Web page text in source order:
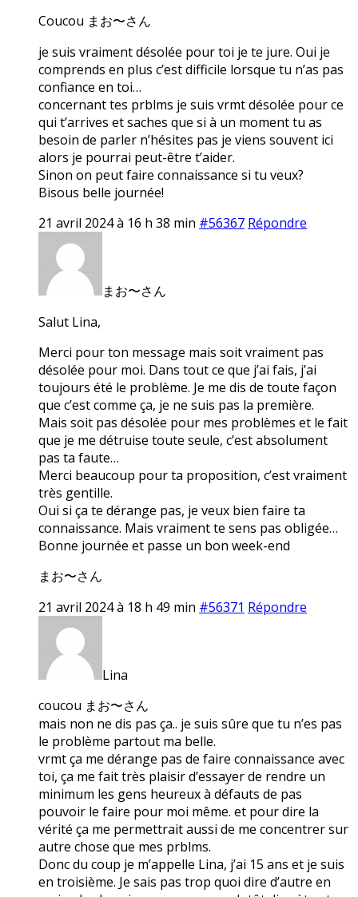
Coucou まお〜さん
je suis vraiment désolée pour toi je te jure. Oui je
comprends en plus c’est difficile lorsque tu n’as pas
confiance en toi…
concernant tes prblms je suis vrmt désolée pour ce
qui t’arrives et saches que si à un moment tu as
besoin de parler n’hésites pas je viens souvent ici
alors je pourrai peut-être t’aider.
Sinon on peut faire connaissance si tu veux?
Bisous belle journée!
21 avril 2024 à 16 h 38 min #56367 Répondre
まお〜さん
Salut Lina,
Merci pour ton message mais soit vraiment pas
désolée pour moi. Dans tout ce que j’ai fais, j’ai
toujours été le problème. Je me dis de toute façon
que c’est comme ça, je ne suis pas la première.
Mais soit pas désolée pour mes problèmes et le fait
que je me détruise toute seule, c’est absolument
pas ta faute…
Merci beaucoup pour ta proposition, c’est vraiment
très gentille.
Oui si ça te dérange pas, je veux bien faire ta
connaissance. Mais vraiment te sens pas obligée…
Bonne journée et passe un bon week-end
まお〜さん
21 avril 2024 à 18 h 49 min #56371 Répondre
Lina
coucou まお〜さん
mais non ne dis pas ça.. je suis sûre que tu n’es pas
le problème partout ma belle.
vrmt ça me dérange pas de faire connaissance avec
toi, ça me fait très plaisir d’essayer de rendre un
minimum les gens heureux à défauts de pas
pouvoir le faire pour moi même. et pour dire la
vérité ça me permettrait aussi de me concentrer sur
autre chose que mes prblms.
Donc du coup je m’appelle Lina, j’ai 15 ans et je suis
en troisième. Je sais pas trop quoi dire d’autre en